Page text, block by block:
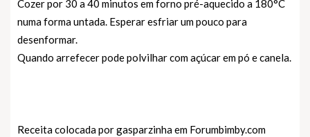
Cozer por 30 a 40 minutos em forno pré-aquecido a 180°C
numa forma untada. Esperar esfriar um pouco para
desenformar.
Quando arrefecer pode polvilhar com açúcar em pó e canela.
Receita colocada por gasparzinha em Forumbimby.com